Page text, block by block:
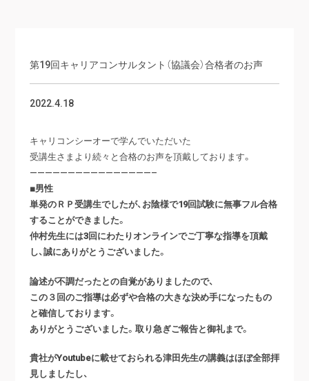
第19回キャリアコンサルタント（協議会）合格者のお声
2022.4.18
キャリコンシーオーで学んでいただいた
受講生さまより続々と合格のお声を頂戴しております。
————————————————–
■男性
単発のＲＰ受講生でしたが、お陰様で19回試験に無事フル合格
することができました。
仲村先生には3回にわたりオンラインでご丁寧な指導を頂戴
し、誠にありがとうございました。
論述が不調だったとの自覚がありましたので、
この３回のご指導は必ずや合格の大きな決め手になったもの
と確信しております。
ありがとうございました。取り急ぎご報告と御礼まで。
貴社がYoutubeに載せておられる津田先生の講義はほぼ全部拝
見しましたし、